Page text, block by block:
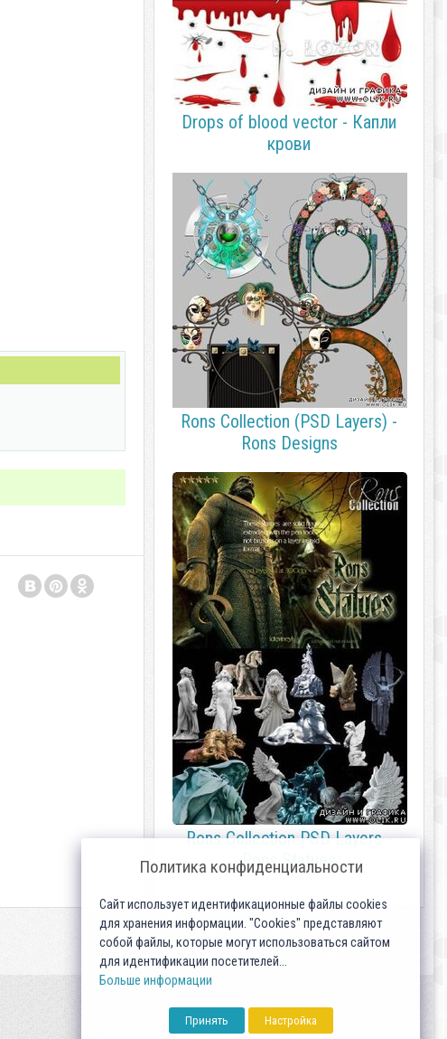
Drops of blood vector - Капли
крови
Rons Collection (PSD Layers) -
Rons Designs
Rons Collection PSD Layers -
Rons Statues
Политика конфиденциальности
Сайт использует идентификационные файлы cookies
для хранения информации. "Cookies" представляют
собой файлы, которые могут использоваться сайтом
для идентификации посетителей...
Больше информации
Принять Настройка